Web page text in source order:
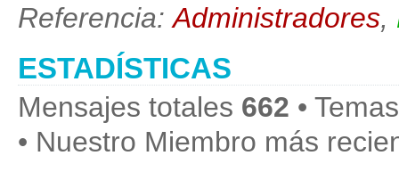
Referencia:Administradores,
ESTADÍSTICAS
Mensajes totales 662 •
• Nuestro Miembro más